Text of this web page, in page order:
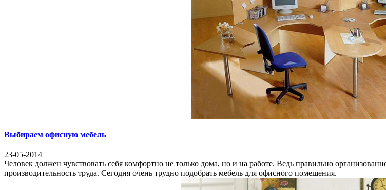
Выбираем офисную мебель
23-05-2014
Человек должен чувствовать себя комфортно не только дома, но и на работе. Ведь правильно
производительность труда. Сегодня очень трудно подобрать мебель для офисного помещения.